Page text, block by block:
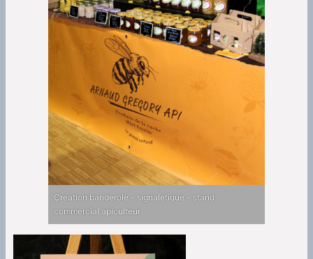
Création banderole – signalétique – stand
commercial apiculteur